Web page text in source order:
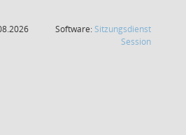
Software: Sitzungsdienst
Session(Wird in